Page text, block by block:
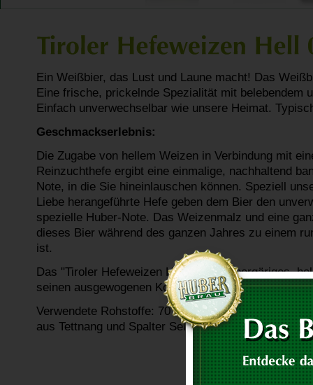
Ein Weißbier, das Lust und Laune macht! Das
Eine frische, prickelnde Spezialität mit belebendem
Einfach unverwechselbar wie unsere Heimat.
Geschmackserlebnis:
Die Zugabe von hellem Weizen in Verbindung mit
Reinzuchthefe ergibt eine einmalige, nachhaltend
Note, in die Sie hineinlauschen können. Speziell
Liebe herangeführte Hefe geben dem Bier den
spezielle Huber-Note. Das Weizenmalz und eine
dieses Bier während des ganzen Jahres zu einem
ist.
Das "Tiroler Hefeweizen Hell" ist ein obergäriges,
seinen ausgewogenen Kohlensäuregehalt optimale
Verwendete Rohstoffe: 70 % Weizenmalz hell, 30
aus Tettnang und Spalter Select, Brauwasser.